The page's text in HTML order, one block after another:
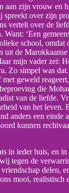
aan zijn vrouw
spreekt over zijn
vertelt over de
‘Een
school,
uit de
mijn vader zei:
Zo simpel was
geweld
die
van de liefde.
van het
anders een
kunnen
in ieder huis, en
tegen de
delen,
mooi,